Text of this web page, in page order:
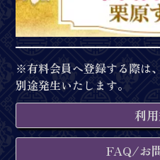
※有料会員へ登録する際は
別途発生いたします。
利
FAQ/お